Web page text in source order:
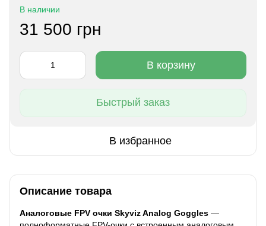
В наличии
31 500 грн
В корзину
Быстрый заказ
В избранное
Описание товара
Аналоговые FPV очки Skyviz Analog Goggles —